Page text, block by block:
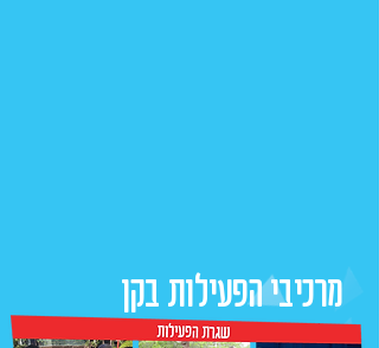
מרכיבי הפעילות בקן